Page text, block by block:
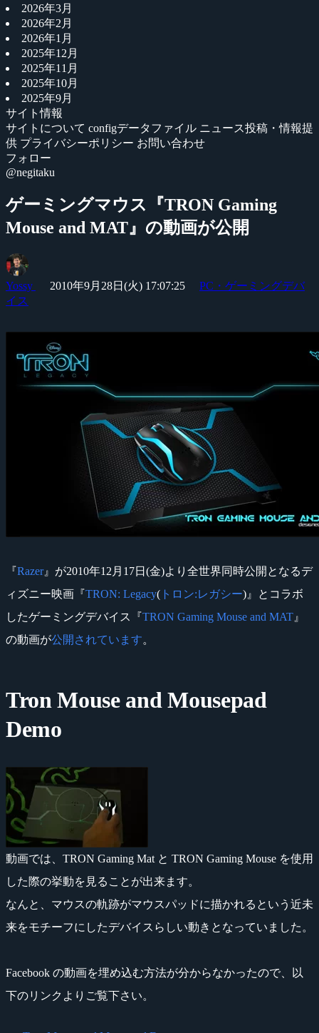
2026年3月
2026年2月
2026年1月
2025年12月
2025年11月
2025年10月
2025年9月
サイト情報
サイトについて configデータファイル ニュース投稿・情報提
供 プライバシーポリシー お問い合わせ
フォロー
@negitaku
ゲーミングマウス『TRON Gaming
Mouse and MAT』の動画が公開
Yossy 2010年9月28日(火) 17:07:25
PC・ゲーミングデバ
イス
『Razer』が2010年12月17日(金)より全世界同時公開となるデ
ィズニー映画『TRON: Legacy( トロン:レガシー)』とコラボ
したゲーミングデバイス『TRON Gaming Mouse and MAT 』
の動画が公開されています。
Tron Mouse and Mousepad
Demo
動画では、TRON Gaming Mat と TRON Gaming Mouse を使用
した際の挙動を見ることが出来ます。
なんと、マウスの軌跡がマウスパッドに描かれるという近未
来をモチーフにしたデバイスらしい動きとなっていました。
Facebook の動画を埋め込む方法が分からなかったので、以
下のリンクよりご覧下さい。